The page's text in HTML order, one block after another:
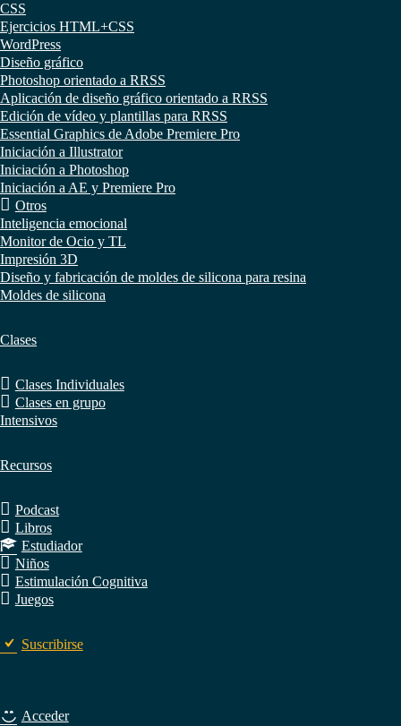
CSS
Ejercicios HTML+CSS
WordPress
Diseño gráfico
Photoshop orientado a RRSS
Aplicación de diseño gráfico orientado a RRSS
Edición de vídeo y plantillas para RRSS
Essential Graphics de Adobe Premiere Pro
Iniciación a Illustrator
Iniciación a Photoshop
Iniciación a AE y Premiere Pro
Otros
Inteligencia emocional
Monitor de Ocio y TL
Impresión 3D
Diseño y fabricación de moldes de silicona para resina
Moldes de silicona
Clases
Clases Individuales
Clases en grupo
Intensivos
Recursos
Podcast
Libros
Estudiador
Niños
Estimulación Cognitiva
Juegos
Suscribirse
Acceder